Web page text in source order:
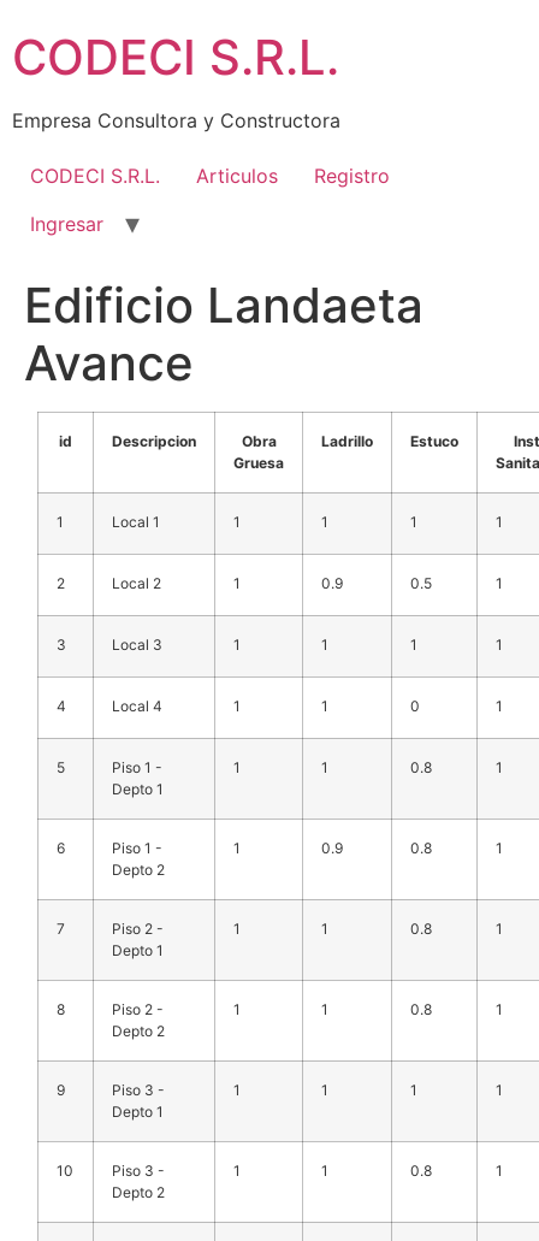
contenido
CODECI S.R.L.
Empresa Consultora y Constructora
CODECI S.R.L. Articulos
Registro
Ingresar
Edificio Landaeta
Avance
id Descripcion
Obra
Gruesa
Ladrillo Estuco
1 Local 1 1 1 1 1
2 Local 2 1 0.9 0.5 1
3 Local 3 1 1 1 1
4 Local 4 1 1 0 1
5
Piso 1 -
Depto 1
1 1 0.8 1
6
Piso 1 -
Depto 2
1 0.9 0.8 1
7
Piso 2 -
Depto 1
1 1 0.8 1
8
Piso 2 -
Depto 2
1 1 0.8 1
9
Piso 3 -
Depto 1
1 1 1 1
10
Piso 3 -
Depto 2
1 1 0.8 1